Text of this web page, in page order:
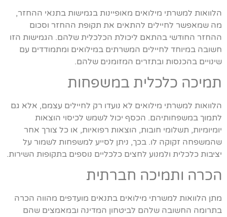
הלוואות למשרתי מילואים מאופיינות בגמישות בתנאי ההחזר,
מה שמאפשר לחיילים להתאים את תקופת ההחזר וסכום
ההחזר החודשי בהתאם ליכולת הכלכלית שלהם. הגמישות הזו
חשובה במיוחד לחיילים המשרתים במילואים ומתמודדים עם
שינויים בהכנסות ובתזרים המזומנים שלהם.
תמיכה כלכלית במשפחות
הלוואות למשרתי מילואים לא נועדו רק לחיילים עצמם, אלא גם
לתמוך במשפחותיהם. הכסף יכול לשמש לכיסוי הוצאות
יומיומיות, תשלומי חובות, הוצאות רפואיות, או כל צורך אחר
שהמשפחה זקוקה לו. בכך, ניתן לסייע למשפחות לשמור על
יציבות כלכלית ולמנוע לחצים כלכליים נוספים בתקופות השירות.
הכרה ותמיכה חברתית
מתן הלוואות למשרתי מילואים בתנאים מועדפים מהווה הכרה
בתרומה החשובה שלהם לביטחון המדינה ובמאמצים שהם